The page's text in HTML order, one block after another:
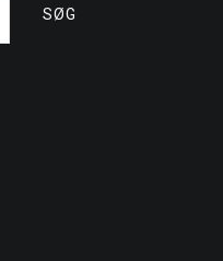
SØG